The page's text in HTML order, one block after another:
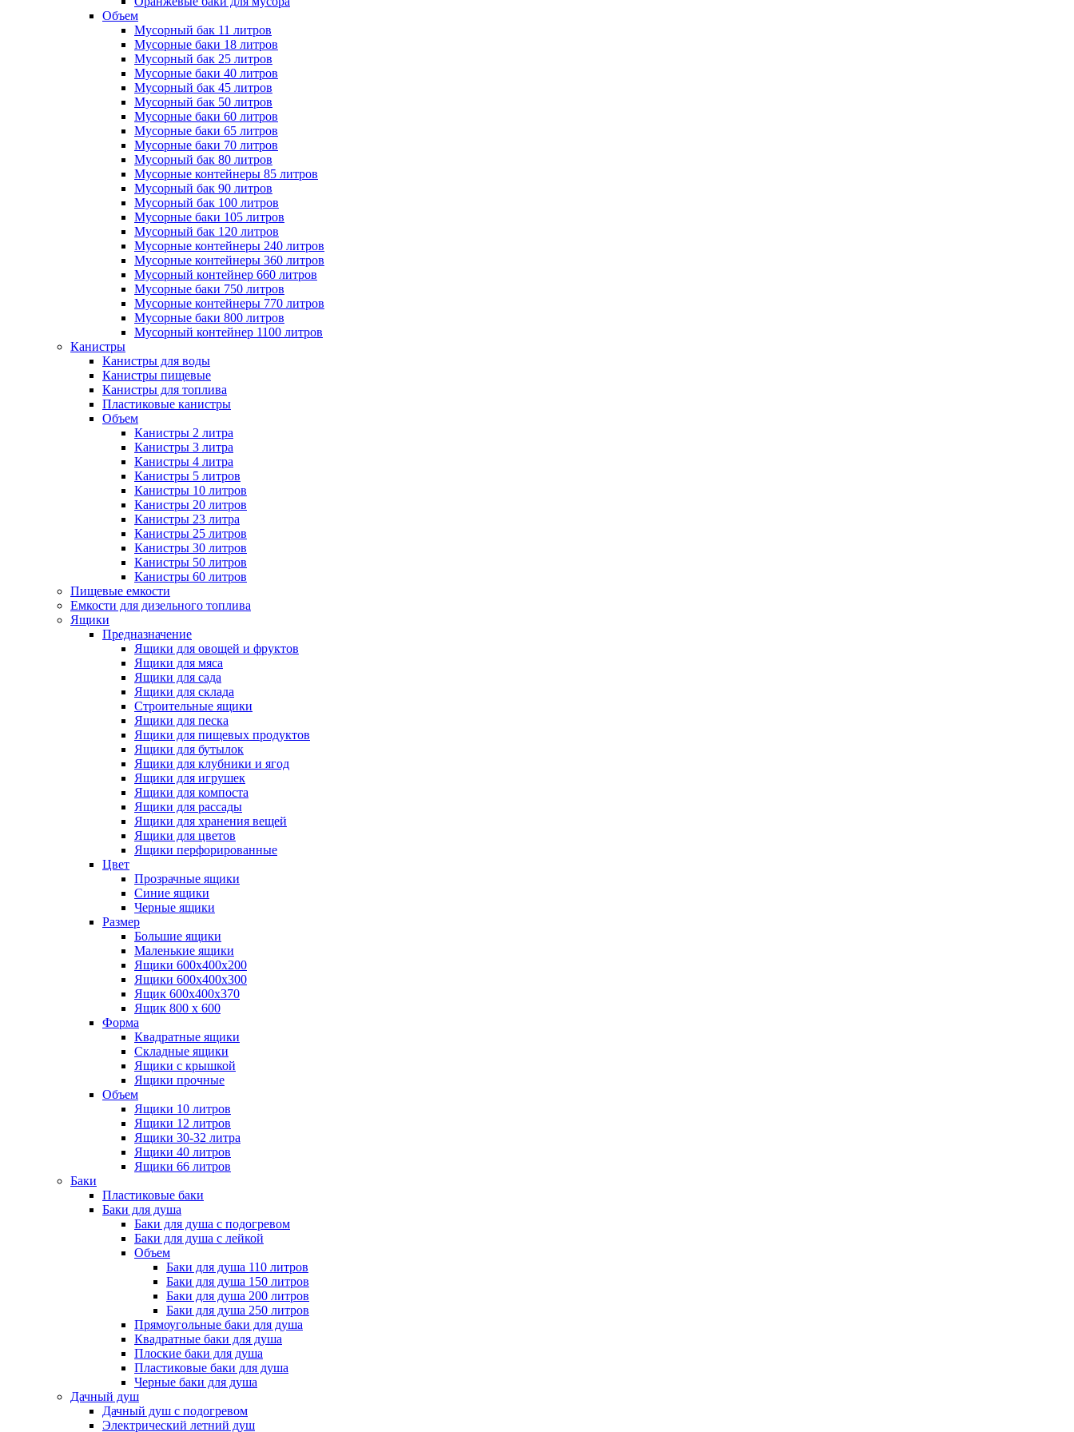
Объем
Мусорный бак 11 литров
Мусорные баки 18 литров
Мусорный бак 25 литров
Мусорные баки 40 литров
Мусорный бак 45 литров
Мусорный бак 50 литров
Мусорные баки 60 литров
Мусорные баки 65 литров
Мусорные баки 70 литров
Мусорный бак 80 литров
Мусорные контейнеры 85 литров
Мусорный бак 90 литров
Мусорный бак 100 литров
Мусорные баки 105 литров
Мусорный бак 120 литров
Мусорные контейнеры 240 литров
Мусорные контейнеры 360 литров
Мусорный контейнер 660 литров
Мусорные баки 750 литров
Мусорные контейнеры 770 литров
Мусорные баки 800 литров
Мусорный контейнер 1100 литров
Канистры
Канистры для воды
Канистры пищевые
Канистры для топлива
Пластиковые канистры
Объем
Канистры 2 литра
Канистры 3 литра
Канистры 4 литра
Канистры 5 литров
Канистры 10 литров
Канистры 20 литров
Канистры 23 литра
Канистры 25 литров
Канистры 30 литров
Канистры 50 литров
Канистры 60 литров
Пищевые емкости
Емкости для дизельного топлива
Ящики
Предназначение
Ящики для овощей и фруктов
Ящики для мяса
Ящики для сада
Ящики для склада
Строительные ящики
Ящики для песка
Ящики для пищевых продуктов
Ящики для бутылок
Ящики для клубники и ягод
Ящики для игрушек
Ящики для компоста
Ящики для рассады
Ящики для хранения вещей
Ящики для цветов
Ящики перфорированные
Цвет
Прозрачные ящики
Синие ящики
Черные ящики
Размер
Большие ящики
Маленькие ящики
Ящики 600х400х200
Ящики 600х400х300
Ящик 600х400х370
Ящик 800 х 600
Форма
Квадратные ящики
Складные ящики
Ящики с крышкой
Ящики прочные
Объем
Ящики 10 литров
Ящики 12 литров
Ящики 30-32 литра
Ящики 40 литров
Ящики 66 литров
Баки
Пластиковые баки
Баки для душа
Баки для душа с подогревом
Баки для душа с лейкой
Объем
Баки для душа 110 литров
Баки для душа 150 литров
Баки для душа 200 литров
Баки для душа 250 литров
Прямоугольные баки для душа
Квадратные баки для душа
Плоские баки для душа
Пластиковые баки для душа
Черные баки для душа
Дачный душ
Дачный душ с подогревом
Электрический летний душ